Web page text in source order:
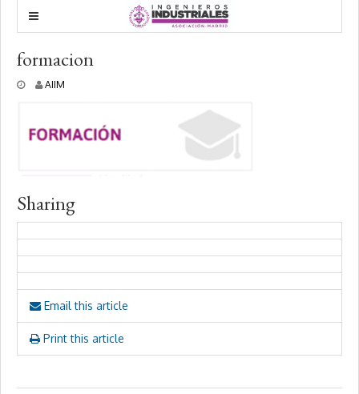
formacion
y
0
1
8
AIIM
Sharing
Email this article
Print this article